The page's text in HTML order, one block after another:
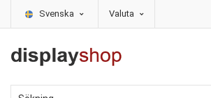
Svenska Valuta